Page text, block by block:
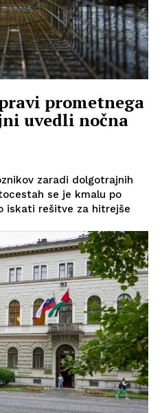
prometnega
uvedli nočna
zaradi dolgotrajnih
se je kmalu po
iskati rešitve za hitrejše